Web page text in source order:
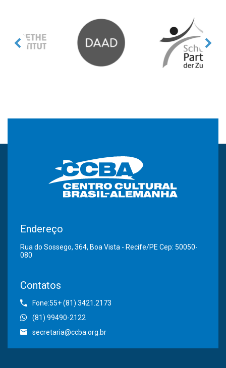
Endereço
Rua do Sossego, 364, Boa Vista - Recife/PE Cep: 50050-
080
Contatos
Fone:55+ (81) 3421.2173
(81) 99490-2122
secretaria@ccba.org.br